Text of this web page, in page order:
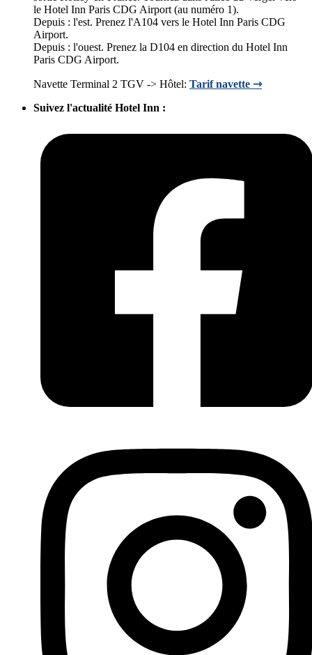
le Hotel Inn Paris CDG Airport (au numéro 1).
Depuis : l'est. Prenez l'A104 vers le Hotel Inn Paris CDG
Airport.
Depuis : l'ouest. Prenez la D104 en direction du Hotel Inn
Paris CDG Airport.
Navette Terminal 2 TGV -> Hôtel: Tarif navette ⇾
Suivez l'actualité Hotel Inn :